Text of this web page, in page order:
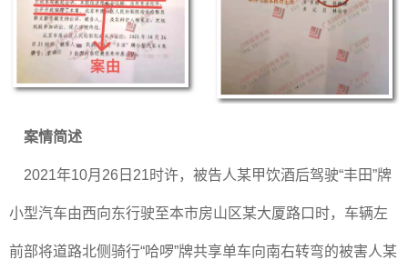
案情简述
2021年10月26日21时许，被告人某甲饮酒后驾驶“丰田”牌
小型汽车由西向东行驶至本市房山区某大厦路口时，车辆左
前部将道路北侧骑行“哈啰”牌共享单车向南右转弯的被害人某